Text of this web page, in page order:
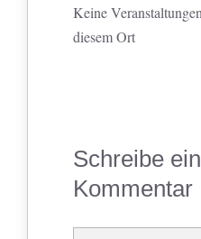
Keine
diesem Ort
Schreibe
Kommentar